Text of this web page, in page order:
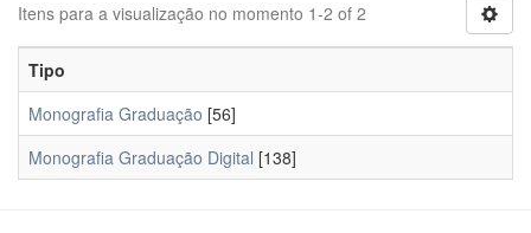
Itens para a visualização no momento 1-2 of 2
Tipo
Monografia Graduação [56]
Monografia Graduação Digital [138]